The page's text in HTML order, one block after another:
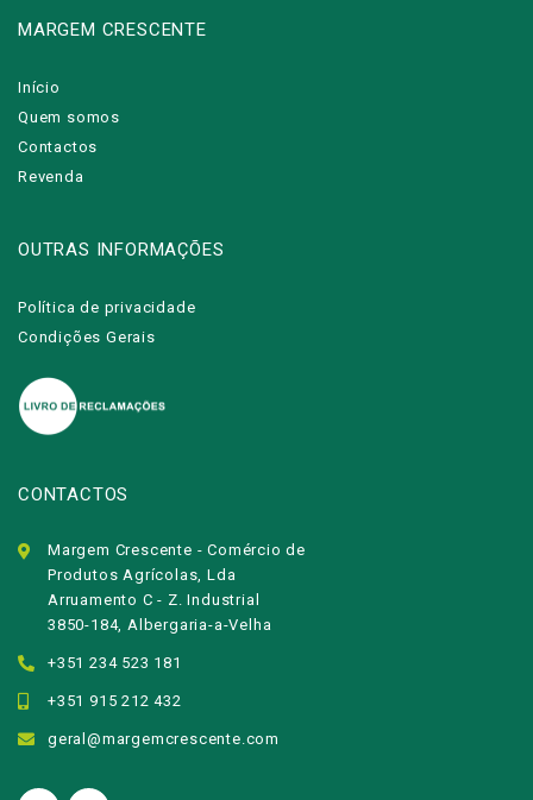
MARGEM CRESCENTE
Início
Quem somos
Contactos
Revenda
OUTRAS INFORMAÇÕES
Política de privacidade
Condições Gerais
CONTACTOS
Margem Crescente - Comércio de
Produtos Agrícolas, Lda
Arruamento C - Z. Industrial
3850-184, Albergaria-a-Velha
+351 234 523 181
+351 915 212 432
geral@margemcrescente.com